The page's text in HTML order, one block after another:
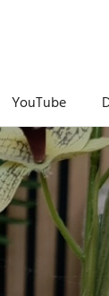
YouTube